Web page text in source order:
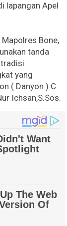
lapangan Apel
Bone,
tanda
yang
( Danyon ) C
Ichsan,S.Sos.